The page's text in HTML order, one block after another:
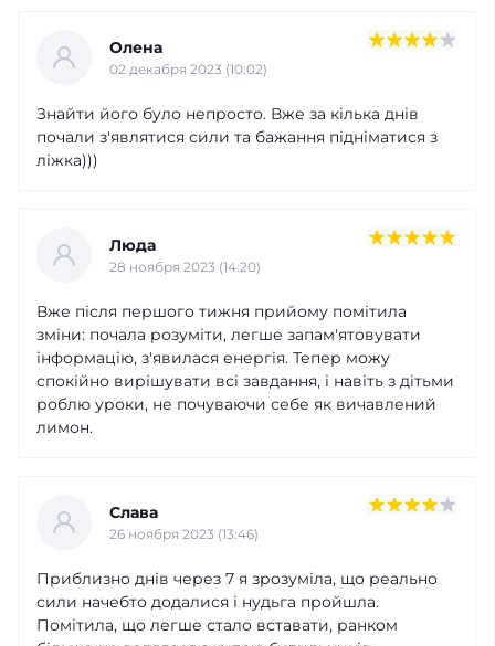
Олена
02 декабря 2023 (10:02)
Знайти його було непросто. Вже за кілька днів
почали з'являтися сили та бажання підніматися з
ліжка)))
Люда
28 ноября 2023 (14:20)
Вже після першого тижня прийому помітила
зміни: почала розуміти, легше запам'ятовувати
інформацію, з'явилася енергія. Тепер можу
спокійно вирішувати всі завдання, і навіть з дітьми
роблю уроки, не почуваючи себе як вичавлений
лимон.
Слава
26 ноября 2023 (13:46)
Приблизно днів через 7 я зрозуміла, що реально
сили начебто додалися і нудьга пройшла.
Помітила, що легше стало вставати, ранком